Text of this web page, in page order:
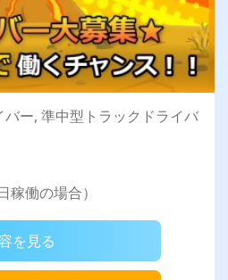
ー, 準中型トラックドライバ
稼働の場合）
を見る